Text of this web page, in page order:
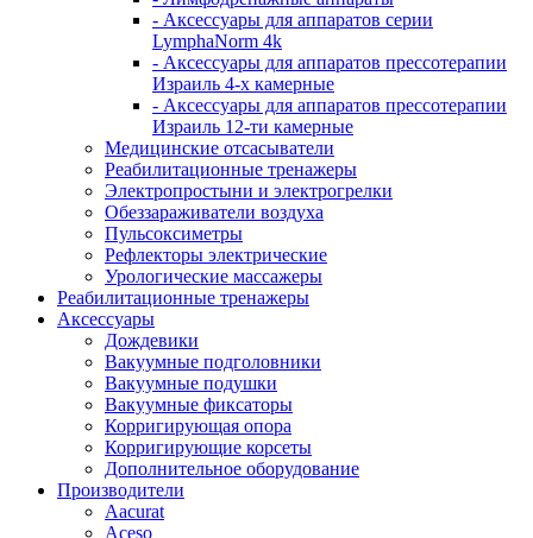
- Аксессуары для аппаратов серии
LymphaNorm 4k
- Аксессуары для аппаратов прессотерапии
Израиль 4-х камерные
- Аксессуары для аппаратов прессотерапии
Израиль 12-ти камерные
Медицинские отсасыватели
Реабилитационные тренажеры
Электропростыни и электрогрелки
Обеззараживатели воздуха
Пульсоксиметры
Рефлекторы электрические
Урологические массажеры
Реабилитационные тренажеры
Аксессуары
Дождевики
Вакуумные подголовники
Вакуумные подушки
Вакуумные фиксаторы
Корригирующая опора
Корригирующие корсеты
Дополнительное оборудование
Производители
Aacurat
Aceso